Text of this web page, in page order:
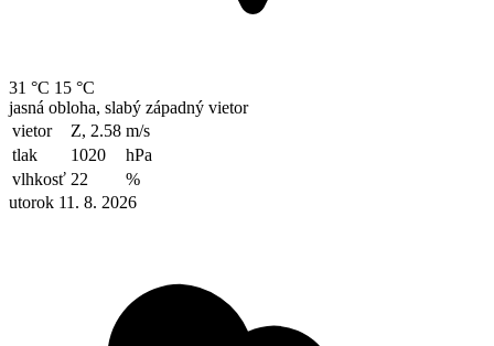
31 °C 15 °C
jasná obloha, slabý západný vietor
vietor
Z, 2.58 m/s
tlak
1020
hPa
vlhkosť 22
%
utorok 11. 8. 2026